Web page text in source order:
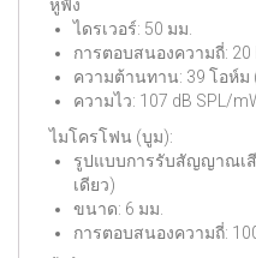
หูฟัง
ไดรเวอร์: 50 มม.
การตอบสนองความถี่: 20
ความต้านทาน: 39 โอห์
ความไว: 107 dB SPL/
ไมโครโฟน (บูม):
รูปแบบการรับสัญญาณเสี
เดียว)
ขนาด: 6 มม.
การตอบสนองความถี่: